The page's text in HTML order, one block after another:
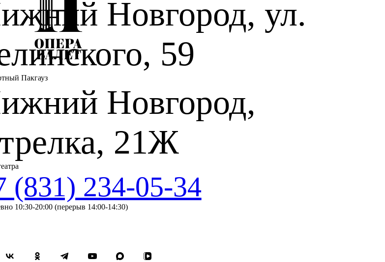
Новгород, ул.
59
Пакгауз
Новгород,
21Ж
(831) 234-05-34
10:30-20:00 (перерыв 14:00-14:30)